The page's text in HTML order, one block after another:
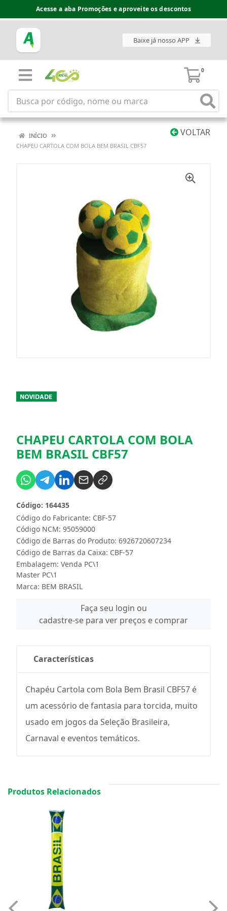
Acesse a aba Promoções e aproveite os descontos
Baixe já nosso APP
0
VOLTAR
INÍCIO
CHAPEU CARTOLA COM BOLA BEM BRASIL CBF57
CHAPEU CARTOLA COM BOLA
BEM BRASIL CBF57
Código do Fabricante: CBF-57
Código: 164435
Código NCM: 95059000
Código de Barras do Produto: 6926720607234
Código de Barras da Caixa: CBF-57
Embalagem: Venda PC\1
Master PC\1
Marca: BEM BRASIL
Faça seu login ou
cadastre-se para ver preços e comprar
Características
Chapéu Cartola com Bola Bem Brasil CBF57 é
um acessório de fantasia para torcida, muito
usado em jogos da Seleção Brasileira,
Carnaval e eventos temáticos.
Produtos Relacionados